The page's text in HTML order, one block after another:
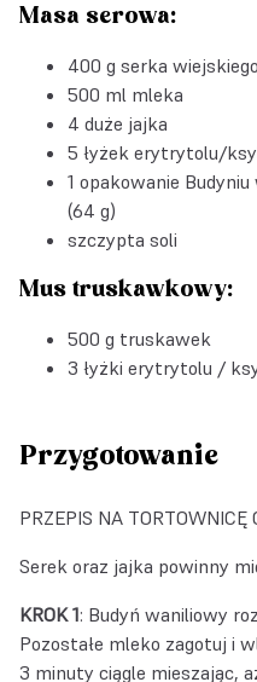
Masa serowa:
400 g serka wiejskiego
500 ml mleka
4 duże jajka
5 łyżek erytrytolu/
1 opakowanie
(64 g)
szczypta soli
Mus truskawkowy:
500 g truskawek
3 łyżki erytrytolu /
Przygotowanie
PRZEPIS NA TORTOWNICĘ
Serek oraz jajka powinny
KROK 1: Budyń waniliowy
Pozostałe mleko zagotuj i
3 minuty ciągle mieszając,